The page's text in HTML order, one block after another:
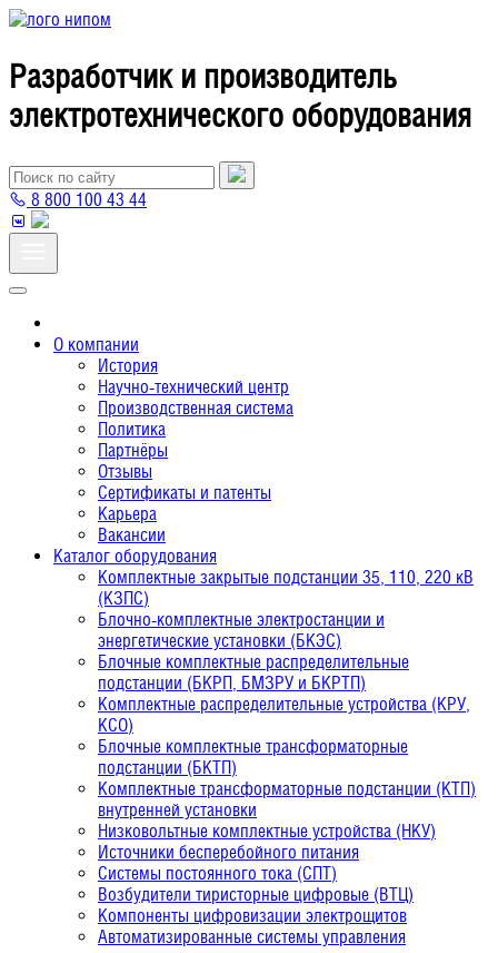
Разработчик и производитель
электротехнического оборудования
8 800 100 43 44
О компании
История
Научно-технический центр
Производственная система
Политика
Партнёры
Отзывы
Сертификаты и патенты
Карьера
Вакансии
Каталог оборудования
Комплектные закрытые подстанции 35, 110, 220 кВ
(КЗПС)
Блочно-комплектные электростанции и
энергетические установки (БКЭС)
Блочные комплектные распределительные
подстанции (БКРП, БМЗРУ и БКРТП)
Комплектные распределительные устройства (КРУ,
КСО)
Блочные комплектные трансформаторные
подстанции (БКТП)
Комплектные трансформаторные подстанции (КТП)
внутренней установки
Низковольтные комплектные устройства (НКУ)
Источники бесперебойного питания
Системы постоянного тока (СПТ)
Возбудители тиристорные цифровые (ВТЦ)
Компоненты цифровизации электрощитов
Автоматизированные системы управления